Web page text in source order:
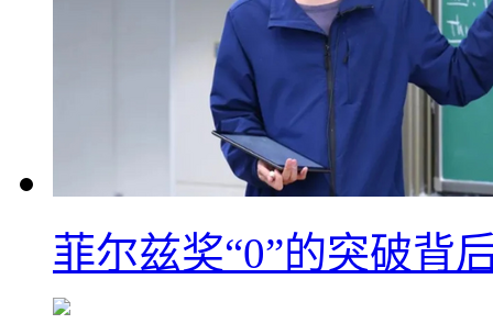
菲尔兹奖“0”的突破背